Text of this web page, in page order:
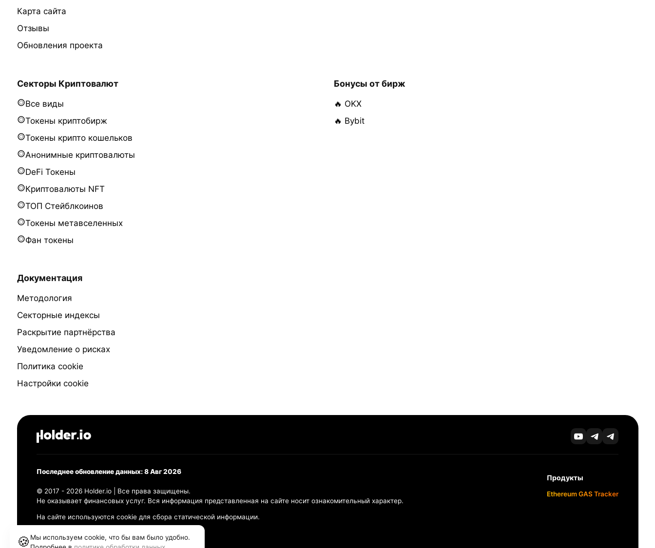
Карта сайта
Отзывы
Обновления проекта
Секторы Криптовалют
Все виды
Токены криптобирж
Токены крипто кошельков
Анонимные криптовалюты
DeFi Токены
Криптовалюты NFT
ТОП Стейблкоинов
Токены метавселенных
Фан токены
Бонусы от бирж
🔥 OKX
🔥 Bybit
Документация
Методология
Секторные индексы
Раскрытие партнёрства
Уведомление о рисках
Политика cookie
Настройки cookie
Последнее обновление данных: 8 Авг 2026
© 2017 - 2026 Holder.io | Все права защищены.
Не оказывает финансовых услуг. Вся информация представленная на сайте носит ознакомительный характер.
На сайте используются cookie для сбора статической информации.
Политика конфиденциальности
Правила использования
🍪 Мы используем cookie, что бы вам было удобно.
Продукты
Ethereum GAS Tracker